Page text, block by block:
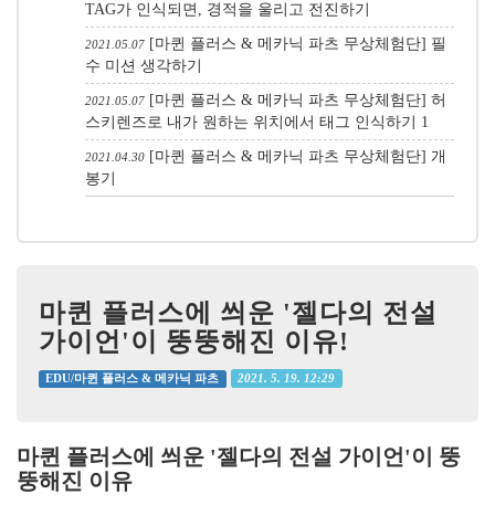
TAG가 인식되면, 경적을 울리고 전진하기
2021.05.07 [마퀸 플러스 & 메카닉 파츠 무상체험단] 필
수 미션 생각하기
2021.05.07 [마퀸 플러스 & 메카닉 파츠 무상체험단] 허
스키렌즈로 내가 원하는 위치에서 태그 인식하기
1
2021.04.30 [마퀸 플러스 & 메카닉 파츠 무상체험단] 개
봉기
마퀸 플러스에 씌운 '젤다의 전설
가이언'이 뚱뚱해진 이유!
EDU/마퀸 플러스 & 메카닉 파츠 2021. 5. 19. 12:29
마퀸 플러스에 씌운 '젤다의 전설 가이언'이 뚱
뚱해진 이유